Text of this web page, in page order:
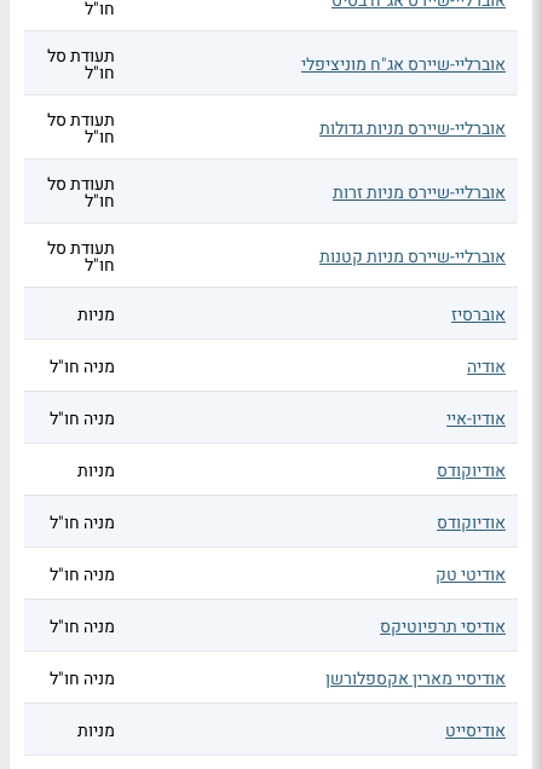
חו"ל
אוברליי-שיירס אג"ח מוניציפלי תעודת סל
חו"ל
אוברליי-שיירס מניות גדולות תעודת סל
חו"ל
אוברליי-שיירס מניות זרות תעודת סל
חו"ל
אוברליי-שיירס מניות קטנות תעודת סל
חו"ל
אוברסיז
מניות
אודיה מניה חו"ל
אודיו-איי מניה חו"ל
אודיוקודס מניות
אודיוקודס מניה חו"ל
אודיטי טק מניה חו"ל
אודיסי תרפיוטיקס מניה חו"ל
אודיסיי מארין אקספלורשן מניה חו"ל
אודיסייט מניות